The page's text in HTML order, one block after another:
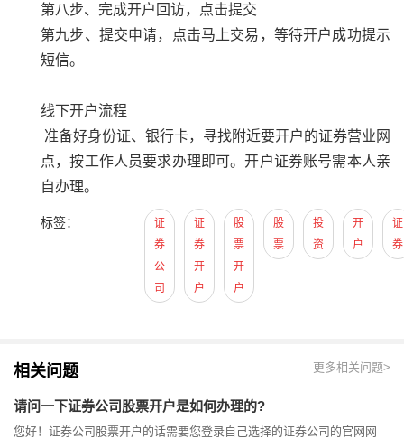
第八步、完成开户回访，点击提交
第九步、提交申请，点击马上交易，等待开户成功提示
短信。
线下开户流程
准备好身份证、银行卡，寻找附近要开户的证券营业网
点，按工作人员要求办理即可。开户证券账号需本人亲
自办理。
标签：
证
券
公
司
证
券
开
户
股
票
开
户
股
票
投
资
开
户
证
券
相关问题 更多相关问题>
请问一下证券公司股票开户是如何办理的?
您好！证券公司股票开户的话需要您登录自己选择的证券公司的官网网